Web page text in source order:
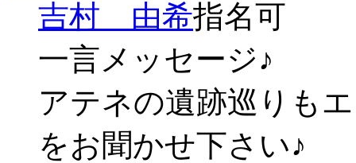
吉村 由希指名可
一言メッセージ♪
アテネの遺跡巡りも
をお聞かせ下さい♪